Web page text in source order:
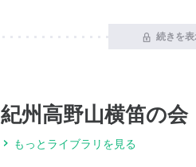
続きを
紀州高野山横笛の会
もっとライブラリを見る